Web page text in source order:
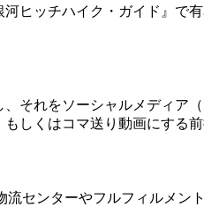
河ヒッチハイク・ガイド』
それをソーシャルメディア
もしくはコマ送り動画にす
センターやフルフィルメ